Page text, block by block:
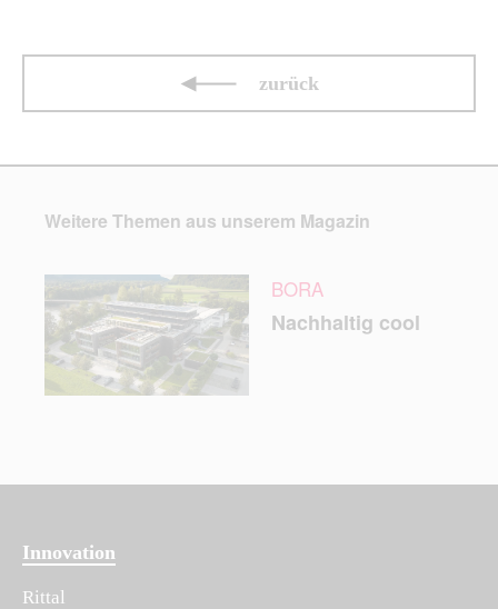
zurück
Weitere Themen aus unserem Magazin
BORA
Nachhaltig cool
Innovation
Rittal